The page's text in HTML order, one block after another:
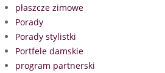
płaszcze zimowe
Porady
Porady stylistki
Portfele damskie
program partnerski